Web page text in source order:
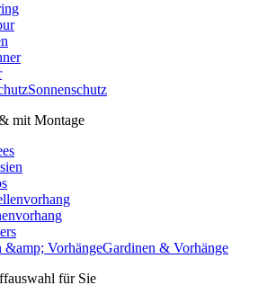
Sonnenschutz
mit Montage
Gardinen & Vorhänge
für Sie